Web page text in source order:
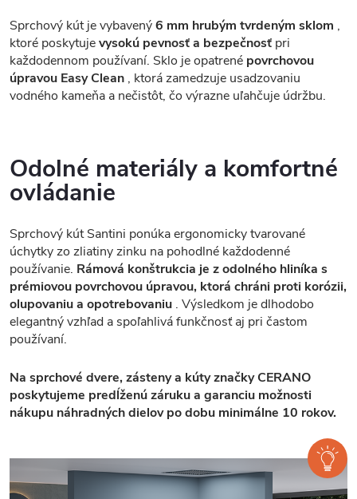
Sprchový kút je vybavený6 mm hrubým tvrdeným sklom ,
ktoré poskytujevysokú pevnosť a bezpečnosť pri
každodennom používaní. Sklo je opatrené povrchovou
úpravou Easy Clean , ktorá zamedzuje usadzovaniu
vodného kameňa a nečistôt, čo výrazne uľahčuje údržbu.
Odolné materiály a komfortné
ovládanie
Sprchový kút Santini ponúka ergonomicky tvarované
úchytky zo zliatiny zinku na pohodlné každodenné
používanie. Rámová konštrukcia je z odolného hliníka s
prémiovou povrchovou úpravou, ktorá chráni proti korózii,
olupovaniu a opotrebovaniu . Výsledkom je dlhodobo
elegantný vzhľad a spoľahlivá funkčnosť aj pri častom
používaní.
Na sprchové dvere, zásteny a kúty značky CERANO
poskytujeme predĺženú záruku a garanciu možnosti
nákupu náhradných dielov po dobu minimálne 10 rokov.